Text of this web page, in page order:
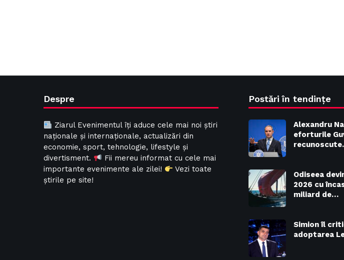
Despre
Ziarul Evenimentul îți aduce cele mai noi știri
naționale și internaționale, actualizări din
economie, sport, tehnologie, lifestyle și
divertisment.
Fii mereu informat cu cele mai
importante evenimente ale zilei!
Vezi toate
știrile pe site!
Postări în tendințe
Alexandru
eforturile
Odiseea
2026 cu
miliard de…
Simion îl
adoptarea